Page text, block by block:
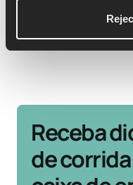
Veja mais
Receba
de